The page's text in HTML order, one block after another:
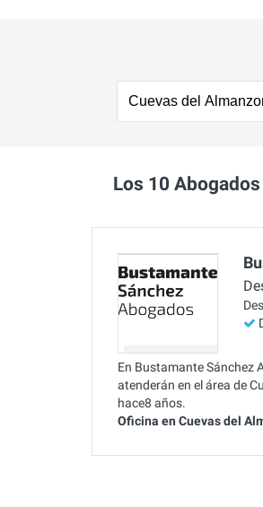
Los 10
En Bustamante Sánchez
atenderán en el área de
hace8 años.
Oficina en Cuevas del